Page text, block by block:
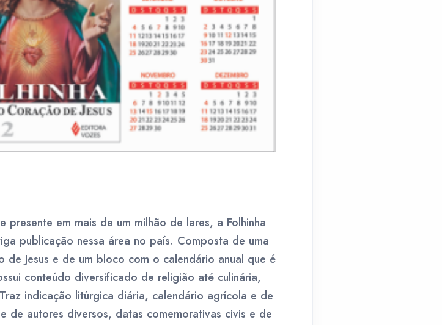
em mais de um milhão de lares, a Folhinha
publicação nessa área no país. Composta de uma
Jesus e de um bloco com o calendário anual que é
conteúdo diversificado de religião até culinária,
indicação litúrgica diária, calendário agrícola e de
de autores diversos, datas comemorativas civis e de